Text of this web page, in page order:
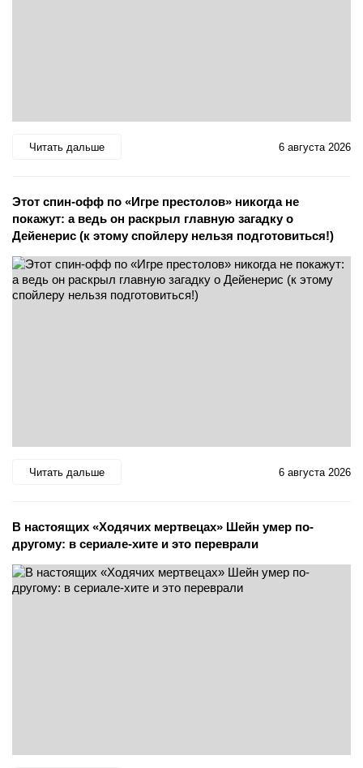
Читать дальше 6 августа 2026
Этот спин-офф по «Игре престолов» никогда не
покажут: а ведь он раскрыл главную загадку о
Дейенерис (к этому спойлеру нельзя подготовиться!)
Читать дальше 6 августа 2026
В настоящих «Ходячих мертвецах» Шейн умер по-
другому: в сериале-хите и это переврали